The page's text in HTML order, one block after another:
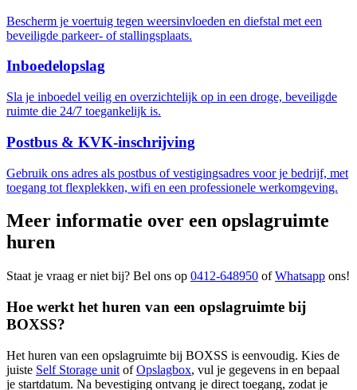
Bescherm je voertuig tegen weersinvloeden en diefstal met een
beveiligde parkeer- of stallingsplaats.
Inboedelopslag
Sla je inboedel veilig en overzichtelijk op in een droge, beveiligde
ruimte die 24/7 toegankelijk is.
Postbus & KVK-inschrijving
Gebruik ons adres als postbus of vestigingsadres voor je bedrijf, met
toegang tot flexplekken, wifi en een professionele werkomgeving.
Meer informatie over een opslagruimte
huren
Staat je vraag er niet bij? Bel ons op 0412-648950 ofWhatsapp ons!
Hoe werkt het huren van een opslagruimte bij
BOXSS?
Het huren van een opslagruimte bij BOXSS is eenvoudig. Kies de
juiste Self Storage unit ofOpslagbox, vul je gegevens in en bepaal
je startdatum. Na bevestiging ontvang je direct toegang, zodat je